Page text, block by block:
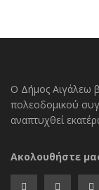
Ο Δήμος Αιγάλεω
πολεοδομικού
αναπτυχθεί
Ακολουθήστε